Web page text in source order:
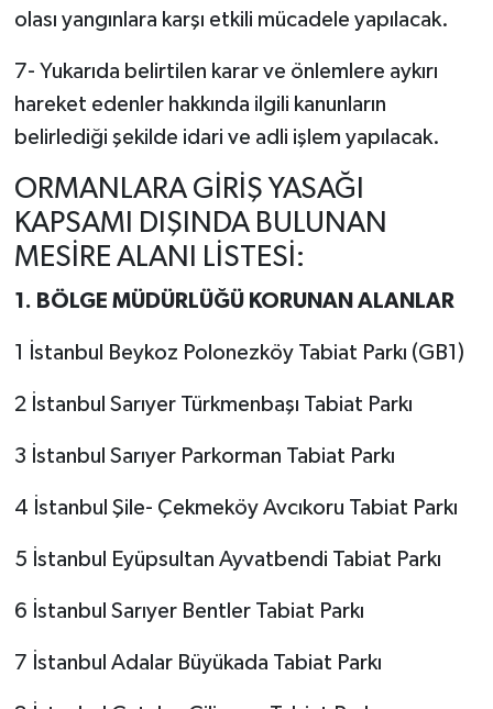
olası yangınlara karşı etkili mücadele yapılacak.
7- Yukarıda belirtilen karar ve önlemlere aykırı
hareket edenler hakkında ilgili kanunların
belirlediği şekilde idari ve adli işlem yapılacak.
ORMANLARA GİRİŞ YASAĞI
KAPSAMI DIŞINDA BULUNAN
MESİRE ALANI LİSTESİ:
1. BÖLGE MÜDÜRLÜĞÜ KORUNAN ALANLAR
1 İstanbul Beykoz Polonezköy Tabiat Parkı (GB1)
2 İstanbul Sarıyer Türkmenbaşı Tabiat Parkı
3 İstanbul Sarıyer Parkorman Tabiat Parkı
4 İstanbul Şile- Çekmeköy Avcıkoru Tabiat Parkı
5 İstanbul Eyüpsultan Ayvatbendi Tabiat Parkı
6 İstanbul Sarıyer Bentler Tabiat Parkı
7 İstanbul Adalar Büyükada Tabiat Parkı